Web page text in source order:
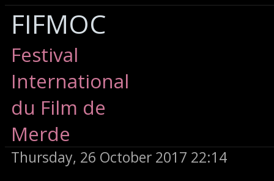
FIFMOC
Festival
International
du Film de
Merde
Thursday, 26 October 2017 22:14